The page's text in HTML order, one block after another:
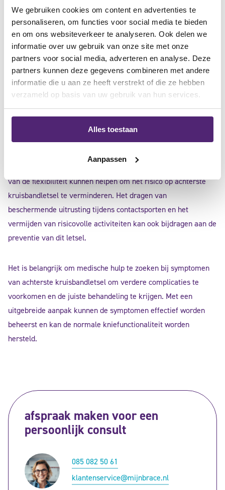
We gebruiken cookies om content en advertenties te
personaliseren, om functies voor social media te bieden
en om ons websiteverkeer te analyseren. Ook delen we
informatie over uw gebruik van onze site met onze
partners voor social media, adverteren en analyse. Deze
partners kunnen deze gegevens combineren met andere
informatie die u aan ze heeft verstrekt of die ze hebben
verzameld op basis van uw gebruik van hun services.
Alles toestaan
Aanpassen
sprake is van instabiliteit of bijkomende letsels aan andere
ligamenten, kan een chirurgische ingreep nodig zijn om de
achterste kruisband te repareren of te reconstrueren. De
operatie wordt meestal gevolgd door een intensief
revalidatieprogramma om de kracht en mobiliteit van de knie
te herstellen.
leefstijl en preventie
van de flexibiliteit kunnen helpen om het risico op achterste
kruisbandletsel te verminderen. Het dragen van
beschermende uitrusting tijdens contactsporten en het
vermijden van risicovolle activiteiten kan ook bijdragen aan de
preventie van dit letsel.
Het is belangrijk om medische hulp te zoeken bij symptomen
van achterste kruisbandletsel om verdere complicaties te
voorkomen en de juiste behandeling te krijgen. Met een
uitgebreide aanpak kunnen de symptomen effectief worden
beheerst en kan de normale kniefunctionaliteit worden
hersteld.
afspraak maken voor een
persoonlijk consult
085 082 50 61
klantenservice@mijnbrace.nl